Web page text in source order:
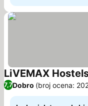
LiVEMAX
7,7Dobro (broj ocena: